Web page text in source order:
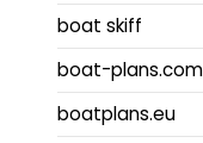
boat skiff
boat-plans.com
boatplans.eu